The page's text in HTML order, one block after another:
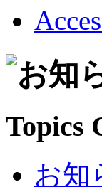
Topics
お知